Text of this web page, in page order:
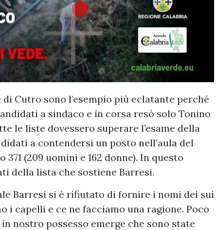
Cutro sono l’esempio più eclatante perché
a sindaco e in corsa resò solo Tonino
le liste dovessero superare l’esame della
a contendersi un posto nell’aula del
(209 uomini e 162 donne). In questo
della lista che sostiene Barresi.
Barresi si è rifiutato di fornire i nomi dei sui
i capelli e ce ne facciamo una ragione. Poco
nostro possesso emerge che sono state